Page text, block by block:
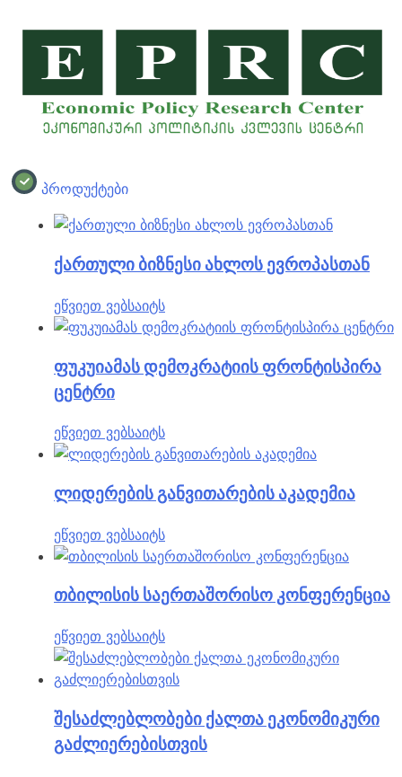
პროდუქტები
ქართული ბიზნესი ახლოს ევროპასთან
ეწვიეთ ვებსაიტს
ფუკუიამას დემოკრატიის ფრონტისპირა
ცენტრი
ეწვიეთ ვებსაიტს
ლიდერების განვითარების აკადემია
ეწვიეთ ვებსაიტს
თბილისის საერთაშორისო კონფერენცია
ეწვიეთ ვებსაიტს
შესაძლებლობები ქალთა ეკონომიკური
გაძლიერებისთვის